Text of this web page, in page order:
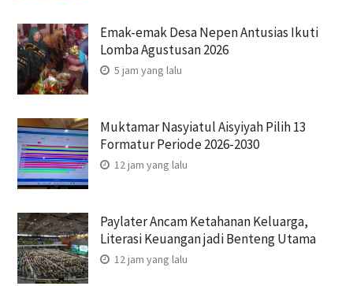
Emak-emak Desa Nepen Antusias Ikuti
Lomba Agustusan 2026
5 jam yang lalu
Muktamar Nasyiatul Aisyiyah Pilih 13
Formatur Periode 2026-2030
12 jam yang lalu
Paylater Ancam Ketahanan Keluarga,
Literasi Keuangan jadi Benteng Utama
12 jam yang lalu